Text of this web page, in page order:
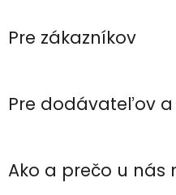
pPre zákazníkov
Pre dodávateľov
Ako a prečo u nás